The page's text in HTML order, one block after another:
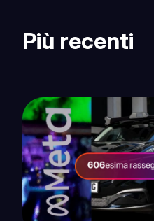
Più recenti